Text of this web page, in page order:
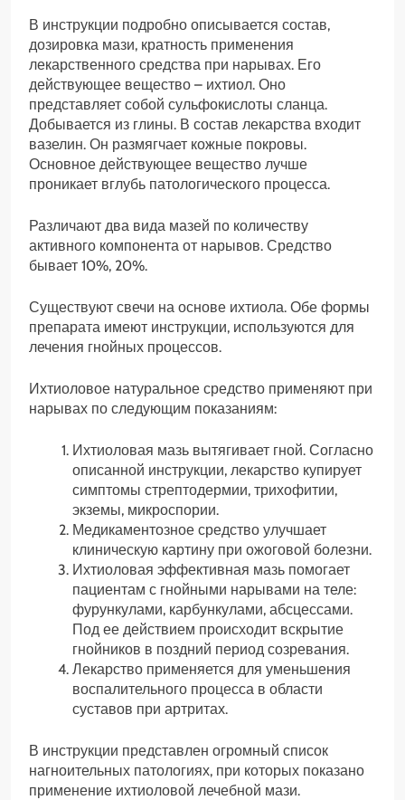
В инструкции подробно описывается состав,
дозировка мази, кратность применения
лекарственного средства при нарывах. Его
действующее вещество – ихтиол. Оно
представляет собой сульфокислоты сланца.
Добывается из глины. В состав лекарства входит
вазелин. Он размягчает кожные покровы.
Основное действующее вещество лучше
проникает вглубь патологического процесса.
Различают два вида мазей по количеству
активного компонента от нарывов. Средство
бывает 10%, 20%.
Существуют свечи на основе ихтиола. Обе формы
препарата имеют инструкции, используются для
лечения гнойных процессов.
Ихтиоловое натуральное средство применяют при
нарывах по следующим показаниям:
Ихтиоловая мазь вытягивает гной. Согласно
описанной инструкции, лекарство купирует
симптомы стрептодермии, трихофитии,
экземы, микроспории.
Медикаментозное средство улучшает
клиническую картину при ожоговой болезни.
Ихтиоловая эффективная мазь помогает
пациентам с гнойными нарывами на теле:
фурункулами, карбункулами, абсцессами.
Под ее действием происходит вскрытие
гнойников в поздний период созревания.
Лекарство применяется для уменьшения
воспалительного процесса в области
суставов при артритах.
В инструкции представлен огромный список
нагноительных патологиях, при которых показано
применение ихтиоловой лечебной мази.